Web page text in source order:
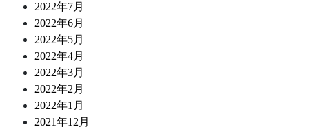
2022年7月
2022年6月
2022年5月
2022年4月
2022年3月
2022年2月
2022年1月
2021年12月